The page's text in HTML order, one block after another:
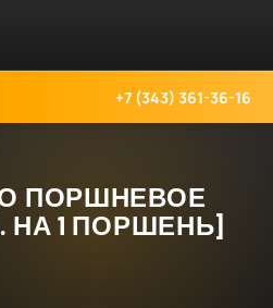
+7 (343) 361-36-16
ПОРШНЕВОЕ
НА 1 ПОРШЕНЬ]